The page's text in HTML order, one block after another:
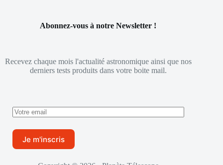
Abonnez-vous à notre Newsletter !
Recevez chaque mois l'actualité astronomique ainsi que nos
derniers tests produits dans votre boite mail.